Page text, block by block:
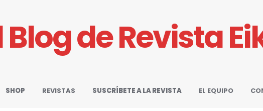
Blog de Revista
SHOP REVISTAS SUSCRÍBETE A LA REVISTA EL EQUIPO